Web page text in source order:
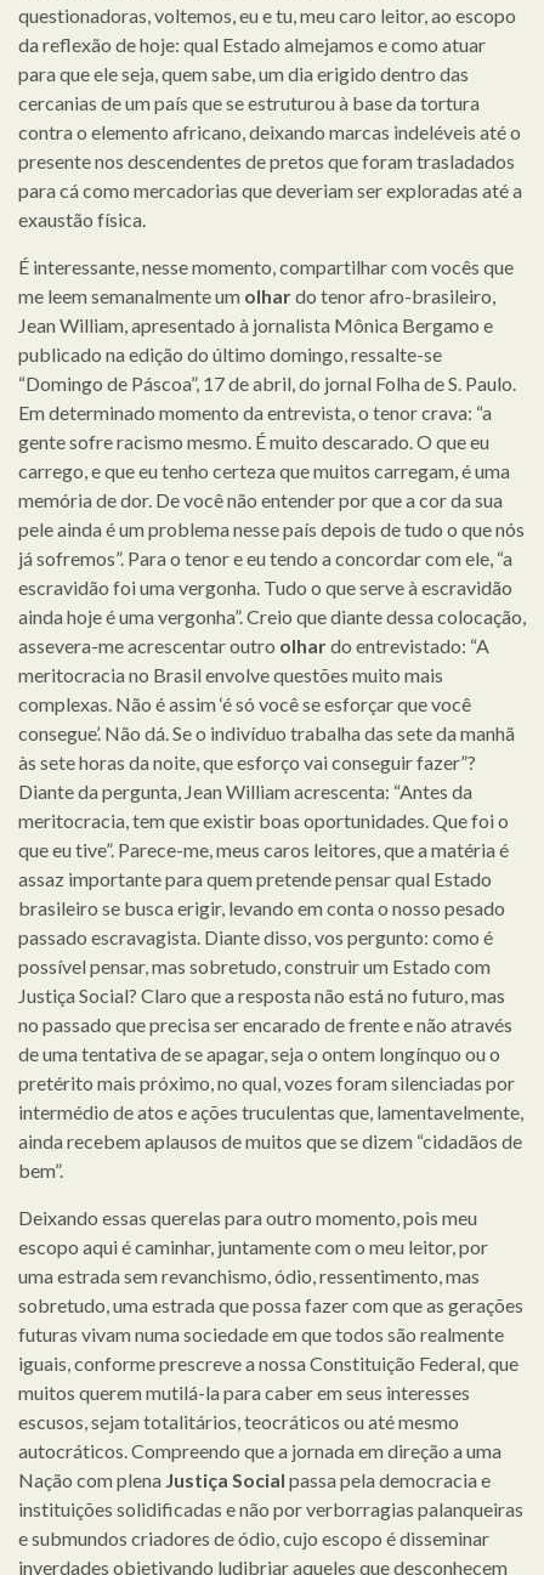
questionadoras, voltemos, eu e tu, meu caro leitor, ao escopo
da reflexão de hoje: qual Estado almejamos e como atuar
para que ele seja, quem sabe, um dia erigido dentro das
cercanias de um país que se estruturou à base da tortura
contra o elemento africano, deixando marcas indeléveis até o
presente nos descendentes de pretos que foram trasladados
para cá como mercadorias que deveriam ser exploradas até a
exaustão física.
É interessante, nesse momento, compartilhar com vocês que
me leem semanalmente um olhardo tenor afro-brasileiro,
Jean William, apresentado à jornalista Mônica Bergamo e
publicado na edição do último domingo, ressalte-se
“Domingo de Páscoa”, 17 de abril, do jornal Folha de S. Paulo.
Em determinado momento da entrevista, o tenor crava: “a
gente sofre racismo mesmo. É muito descarado. O que eu
carrego, e que eu tenho certeza que muitos carregam, é uma
memória de dor. De você não entender por que a cor da sua
pele ainda é um problema nesse país depois de tudo o que nós
já sofremos”. Para o tenor e eu tendo a concordar com ele, “a
escravidão foi uma vergonha. Tudo o que serve à escravidão
ainda hoje é uma vergonha”. Creio que diante dessa colocação,
assevera-me acrescentar outro olhardo entrevistado: “A
meritocracia no Brasil envolve questões muito mais
complexas. Não é assim ‘é só você se esforçar que você
consegue’. Não dá. Se o indivíduo trabalha das sete da manhã
às sete horas da noite, que esforço vai conseguir fazer”?
Diante da pergunta, Jean William acrescenta: “Antes da
meritocracia, tem que existir boas oportunidades. Que foi o
que eu tive”. Parece-me, meus caros leitores, que a matéria é
assaz importante para quem pretende pensar qual Estado
brasileiro se busca erigir, levando em conta o nosso pesado
passado escravagista. Diante disso, vos pergunto: como é
possível pensar, mas sobretudo, construir um Estado com
Justiça Social? Claro que a resposta não está no futuro, mas
no passado que precisa ser encarado de frente e não através
de uma tentativa de se apagar, seja o ontem longínquo ou o
pretérito mais próximo, no qual, vozes foram silenciadas por
intermédio de atos e ações truculentas que, lamentavelmente,
ainda recebem aplausos de muitos que se dizem “cidadãos de
bem”.
Deixando essas querelas para outro momento, pois meu
escopo aqui é caminhar, juntamente com o meu leitor, por
uma estrada sem revanchismo, ódio, ressentimento, mas
sobretudo, uma estrada que possa fazer com que as gerações
futuras vivam numa sociedade em que todos são realmente
iguais, conforme prescreve a nossa Constituição Federal, que
muitos querem mutilá-la para caber em seus interesses
escusos, sejam totalitários, teocráticos ou até mesmo
autocráticos. Compreendo que a jornada em direção a uma
Nação com plena Justiça Social passa pela democracia e
instituições solidificadas e não por verborragias palanqueiras
e submundos criadores de ódio, cujo escopo é disseminar
inverdades objetivando ludibriar aqueles que desconhecem